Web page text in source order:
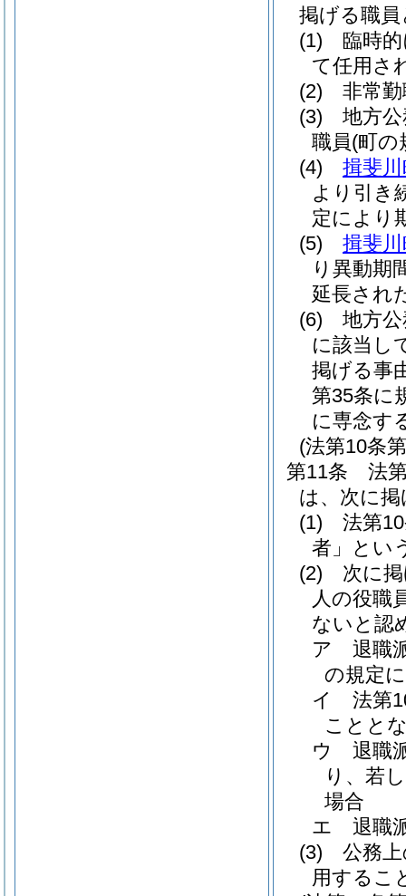
掲げる職
(1)
臨時
て任用さ
(2)
非常
(3)
地方
職員(町の
(4)
揖斐
より引き
定により
(5)
揖斐
り異動期
延長され
(6)
地方
に該当し
掲げる事
第35条に
に専念す
(法第10条
第11条
法
は、次に
(1)
法第
者」とい
(2)
次に
人の役職
ないと認
ア
退職
の規定
イ
法第
ことと
ウ
退職
り、若
場合
エ
退職
(3)
公務
用するこ